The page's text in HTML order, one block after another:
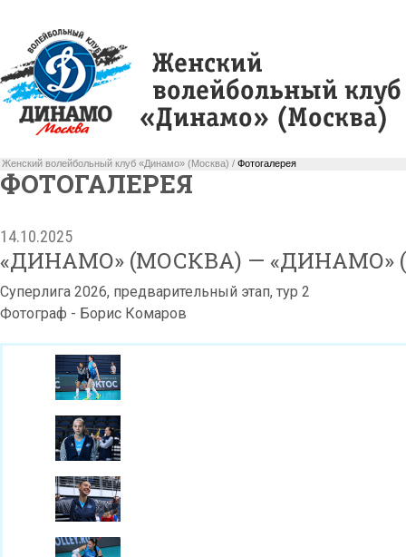
Женский волейбольный клуб «Динамо» (Москва) / Фотогалерея
ФОТОГАЛЕРЕЯ
14.10.2025
«ДИНАМО» (МОСКВА) — «ДИНАМО»
Суперлига 2026, предварительный этап, тур 2
Фотограф - Борис Комаров